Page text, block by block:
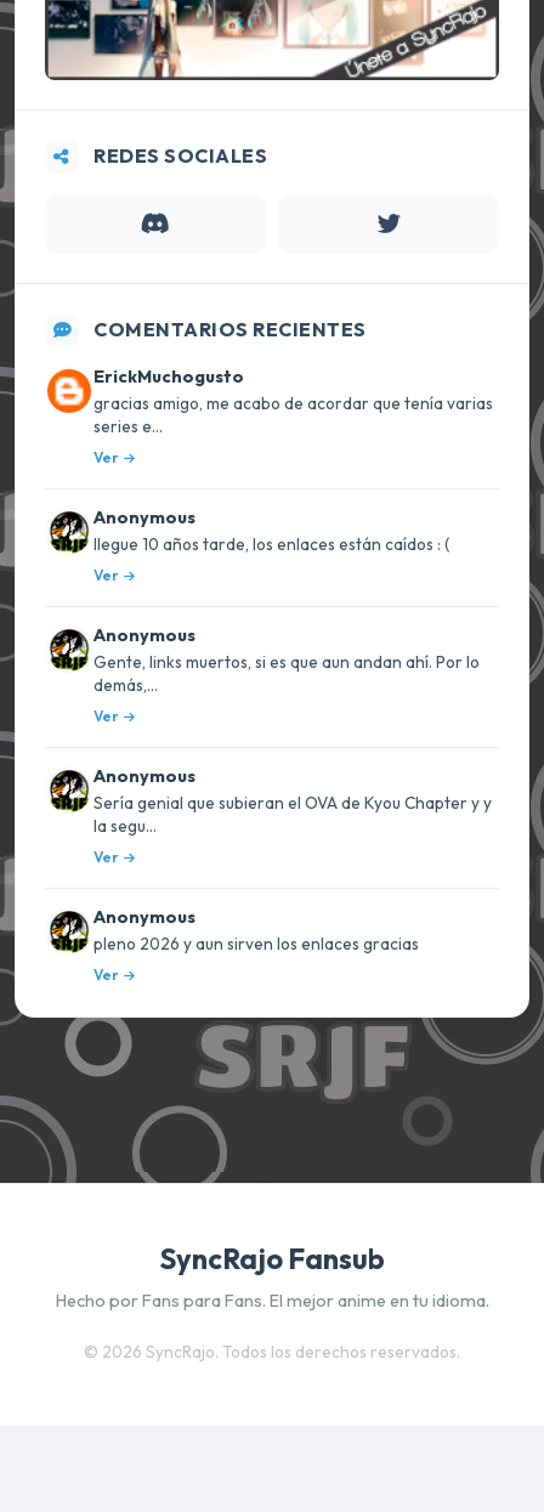
REDES SOCIALES
COMENTARIOS RECIENTES
ErickMuchogusto
gracias amigo, me acabo de acordar que tenía varias
series e...
Ver
Anonymous
llegue 10 años tarde, los enlaces están caídos : (
Ver
Anonymous
Gente, links muertos, si es que aun andan ahí. Por lo
demás,...
Ver
Anonymous
Sería genial que subieran el OVA de Kyou Chapter y y
la segu...
Ver
Anonymous
pleno 2026 y aun sirven los enlaces gracias
Ver
SyncRajo Fansub
Hecho por Fans para Fans. El mejor anime en tu idioma.
© 2026 SyncRajo. Todos los derechos reservados.